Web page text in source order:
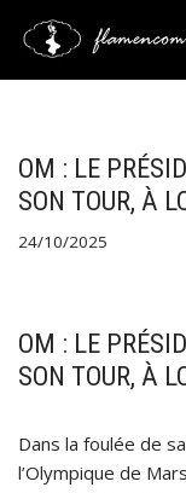
Saltar
OM : LE
SON TOUR, À
24/10/2025
OM : LE
SON TOUR, À
Dans la foulée de
l’Olympique de